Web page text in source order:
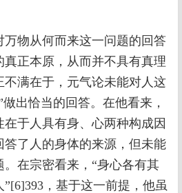
物从何而来这一问题的回答
正本原，从而并不具有真理
满在于，元气论未能对人这
出恰当的回答。在他看来，
于人具有身、心两种构成因
了人的身体的来源，但未能
。在宗密看来，“身心各有其
，基于这一前提，他虽